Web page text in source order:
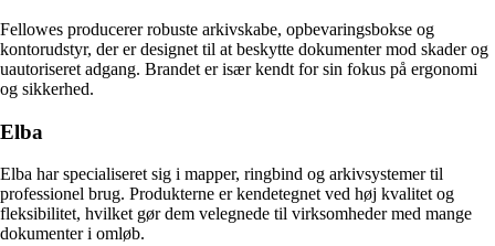
Fellowes producerer robuste arkivskabe, opbevaringsbokse og
kontorudstyr, der er designet til at beskytte dokumenter mod skader og
uautoriseret adgang. Brandet er især kendt for sin fokus på ergonomi
og sikkerhed.
Elba
Elba har specialiseret sig i mapper, ringbind og arkivsystemer til
professionel brug. Produkterne er kendetegnet ved høj kvalitet og
fleksibilitet, hvilket gør dem velegnede til virksomheder med mange
dokumenter i omløb.